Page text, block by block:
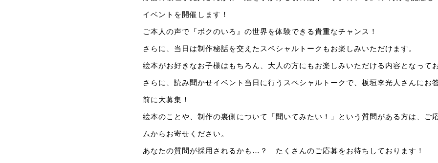
イベントを開催します！
ご本人の声で『ボクのいろ』の世界を体験できる貴重なチャンス！
さらに、当日は制作秘話を交えたスペシャルトークもお楽しみいただけます。
絵本がお好きなお子様はもちろん、大人の方にもお楽しみいただける内容となって
さらに、読み聞かせイベント当日に行うスペシャルトークで、板垣李光人さんにお
前に大募集！
絵本のことや、制作の裏側について「聞いてみたい！」という質問がある方は、ご
ムからお寄せください。
あなたの質問が採用されるかも…？ たくさんのご応募をお待ちしております！